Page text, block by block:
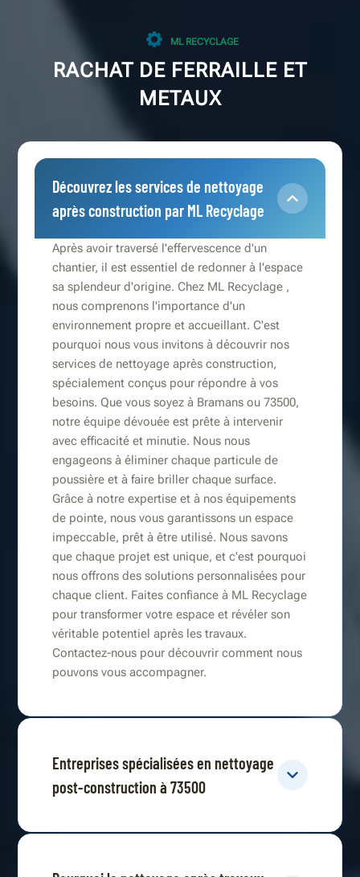
ML RECYCLAGE
RACHAT DE FERRAILLE ET
METAUX
Découvrez les services de nettoyage
après construction par ML Recyclage
Après avoir traversé l'effervescence d'un
chantier, il est essentiel de redonner à l'espace
sa splendeur d'origine. Chez ML Recyclage ,
nous comprenons l'importance d'un
environnement propre et accueillant. C'est
pourquoi nous vous invitons à découvrir nos
services de nettoyage après construction,
spécialement conçus pour répondre à vos
besoins. Que vous soyez à Bramans ou 73500,
notre équipe dévouée est prête à intervenir
avec efficacité et minutie. Nous nous
engageons à éliminer chaque particule de
poussière et à faire briller chaque surface.
Grâce à notre expertise et à nos équipements
de pointe, nous vous garantissons un espace
impeccable, prêt à être utilisé. Nous savons
que chaque projet est unique, et c'est pourquoi
nous offrons des solutions personnalisées pour
chaque client. Faites confiance à ML Recyclage
pour transformer votre espace et révéler son
véritable potentiel après les travaux.
Contactez-nous pour découvrir comment nous
pouvons vous accompagner.
Entreprises spécialisées en nettoyage
post-construction à 73500